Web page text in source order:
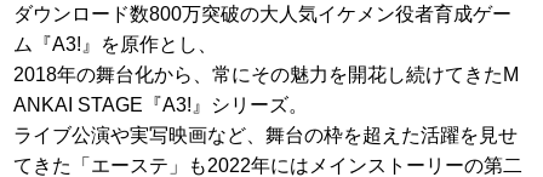
ダウンロード数800万突破の大人気イケメン役者育成ゲー
ム『A3!』を原作とし、
2018年の舞台化から、常にその魅力を開花し続けてきたM
ANKAI STAGE『A3!』シリーズ。
ライブ公演や実写映画など、舞台の枠を超えた活躍を見せ
てきた「エーステ」も2022年にはメインストーリーの第二